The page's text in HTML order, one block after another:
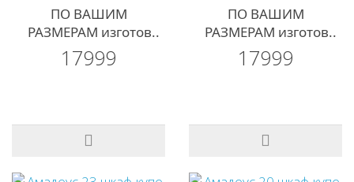
ПО ВАШИМ
РАЗМЕРАМ изготов..
17999
ПО ВАШИМ
РАЗМЕРАМ изготов..
17999